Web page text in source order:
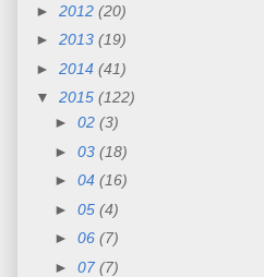
► 2012 (20)
► 2013 (19)
► 2014 (41)
▼ 2015 (122)
► 02 (3)
► 03 (18)
► 04 (16)
► 05 (4)
► 06 (7)
► 07 (7)